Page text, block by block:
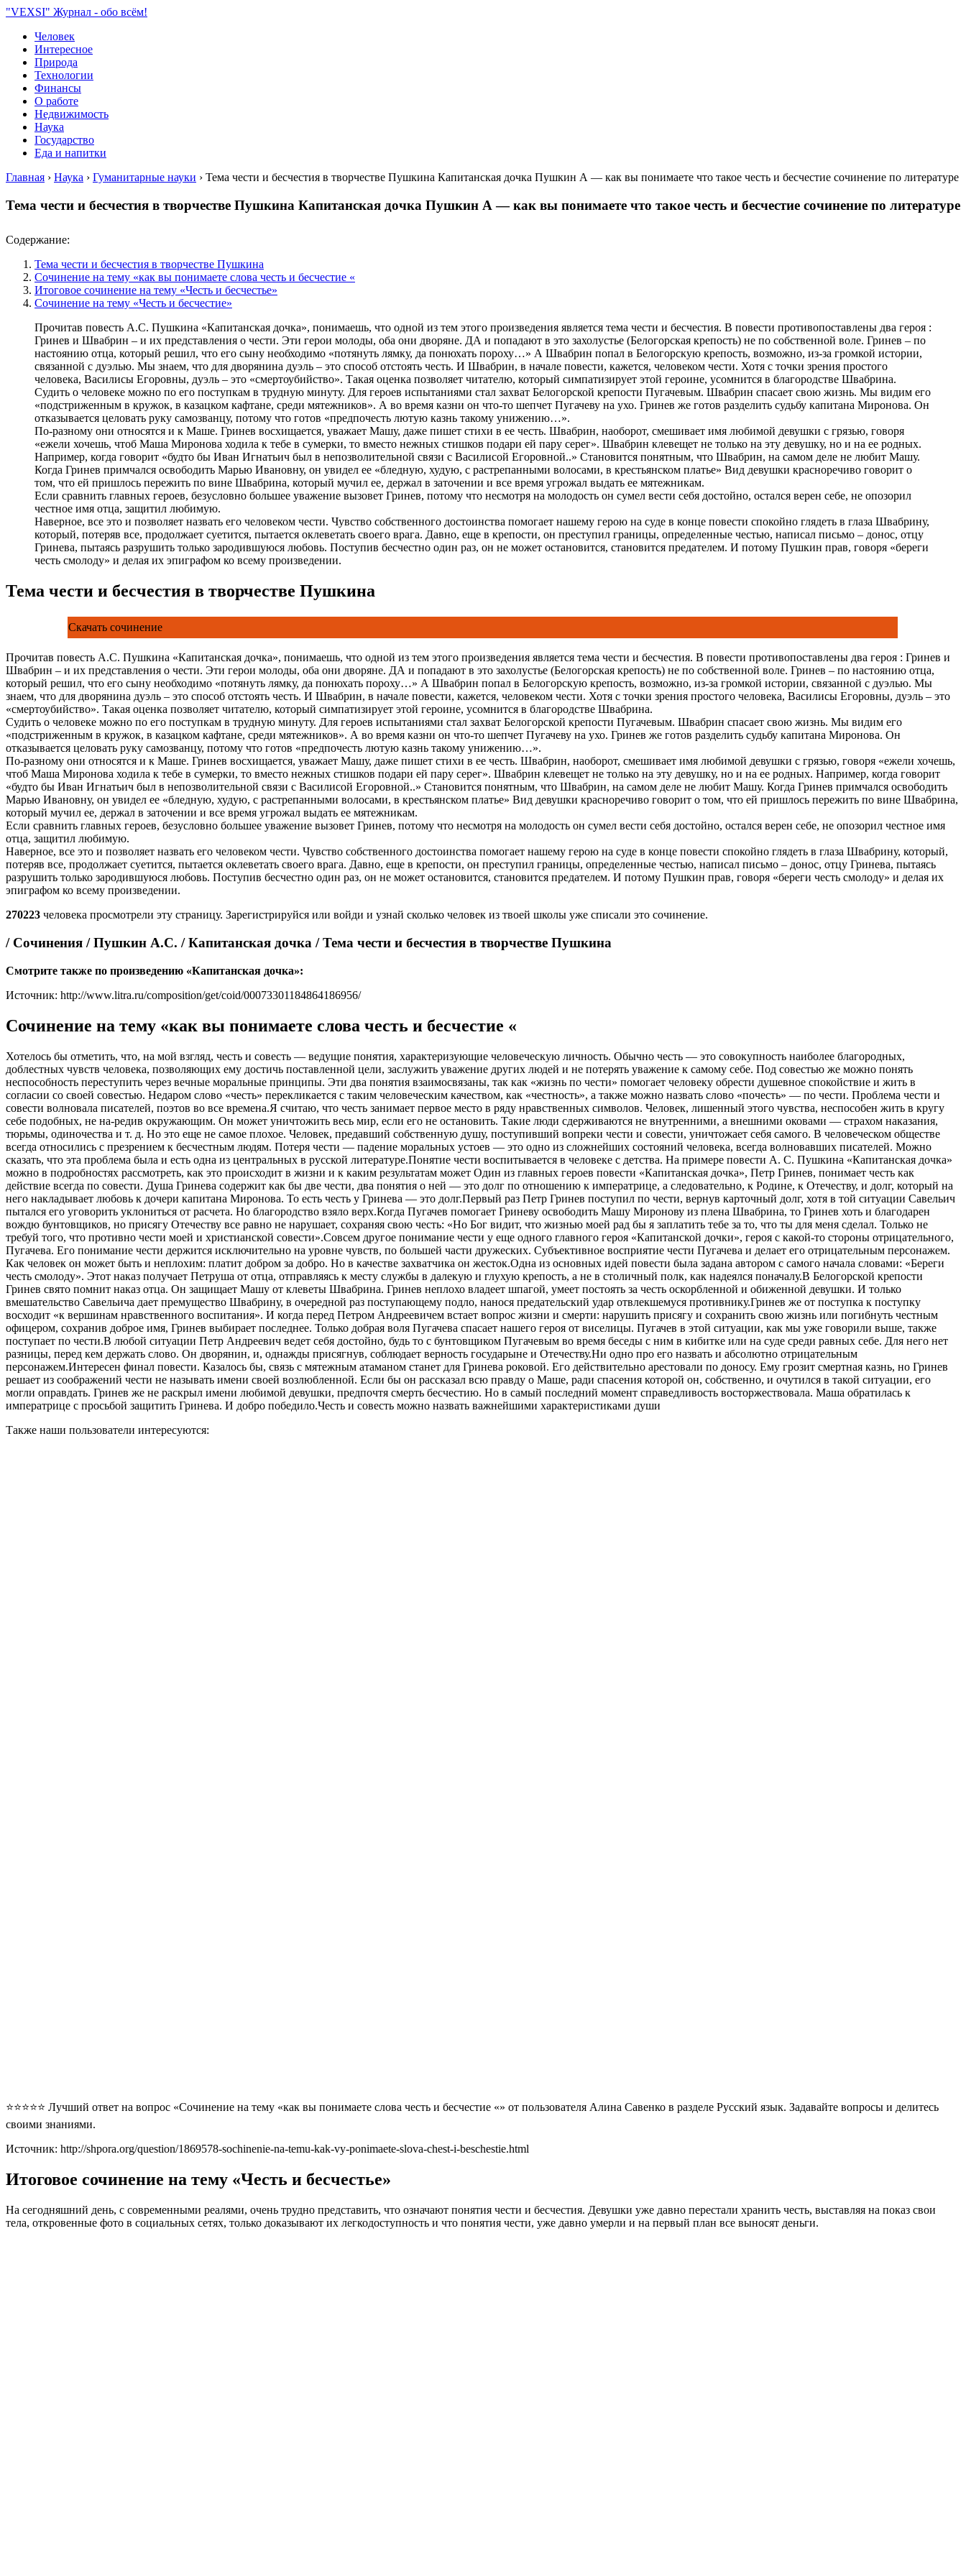
"VEXSI" Журнал - обо всём!
Человек
Интересное
Природа
Технологии
Финансы
О работе
Недвижимость
Наука
Государство
Еда и напитки
Главная › Наука › Гуманитарные науки › Тема чести и бесчестия в творчестве Пушкина Капитанская дочка Пушкин А — как вы понимаете что такое честь и бесчестие сочинение по литературе
Тема чести и бесчестия в творчестве Пушкина Капитанская дочка Пушкин А — как вы понимаете что такое честь и бесчестие сочинение по литературе
Содержание:
Тема чести и бесчестия в творчестве Пушкина
Сочинение на тему «как вы понимаете слова честь и бесчестие «
Итоговое сочинение на тему «Честь и бесчестье»
Сочинение на тему «Честь и бесчестие»
Прочитав повесть А.С. Пушкина «Капитанская дочка», понимаешь, что одной из тем этого произведения является тема чести и бесчестия. В повести противопоставлены два героя :
Гринев и Швабрин – и их представления о чести. Эти герои молоды, оба они дворяне. ДА и попадают в это захолустье (Белогорская крепость) не по собственной воле. Гринев – по
настоянию отца, который решил, что его сыну необходимо «потянуть лямку, да понюхать пороху…» А Швабрин попал в Белогорскую крепость, возможно, из-за громкой истории,
связанной с дуэлью. Мы знаем, что для дворянина дуэль – это способ отстоять честь. И Швабрин, в начале повести, кажется, человеком чести. Хотя с точки зрения простого
человека, Василисы Егоровны, дуэль – это «смертоубийство». Такая оценка позволяет читателю, который симпатизирует этой героине, усомнится в благородстве Швабрина.
Судить о человеке можно по его поступкам в трудную минуту. Для героев испытаниями стал захват Белогорской крепости Пугачевым. Швабрин спасает свою жизнь. Мы видим его
«подстриженным в кружок, в казацком кафтане, среди мятежников». А во время казни он что-то шепчет Пугачеву на ухо. Гринев же готов разделить судьбу капитана Миронова. Он
отказывается целовать руку самозванцу, потому что готов «предпочесть лютую казнь такому унижению…».
По-разному они относятся и к Маше. Гринев восхищается, уважает Машу, даже пишет стихи в ее честь. Швабрин, наоборот, смешивает имя любимой девушки с грязью, говоря
«ежели хочешь, чтоб Маша Миронова ходила к тебе в сумерки, то вместо нежных стишков подари ей пару серег». Швабрин клевещет не только на эту девушку, но и на ее родных.
Например, когда говорит «будто бы Иван Игнатьич был в непозволительной связи с Василисой Егоровной..» Становится понятным, что Швабрин, на самом деле не любит Машу.
Когда Гринев примчался освободить Марью Ивановну, он увидел ее «бледную, худую, с растрепанными волосами, в крестьянском платье» Вид девушки красноречиво говорит о
том, что ей пришлось пережить по вине Швабрина, который мучил ее, держал в заточении и все время угрожал выдать ее мятежникам.
Если сравнить главных героев, безусловно большее уважение вызовет Гринев, потому что несмотря на молодость он сумел вести себя достойно, остался верен себе, не опозорил
честное имя отца, защитил любимую.
Наверное, все это и позволяет назвать его человеком чести. Чувство собственного достоинства помогает нашему герою на суде в конце повести спокойно глядеть в глаза Швабрину,
который, потеряв все, продолжает суетится, пытается оклеветать своего врага. Давно, еще в крепости, он преступил границы, определенные честью, написал письмо – донос, отцу
Гринева, пытаясь разрушить только зародившуюся любовь. Поступив бесчестно один раз, он не может остановится, становится предателем. И потому Пушкин прав, говоря «береги
честь смолоду» и делая их эпиграфом ко всему произведении.
Тема чести и бесчестия в творчестве Пушкина
Скачать сочинение
Прочитав повесть А.С. Пушкина «Капитанская дочка», понимаешь, что одной из тем этого произведения является тема чести и бесчестия. В повести противопоставлены два героя : Гринев и
Швабрин – и их представления о чести. Эти герои молоды, оба они дворяне. ДА и попадают в это захолустье (Белогорская крепость) не по собственной воле. Гринев – по настоянию отца,
который решил, что его сыну необходимо «потянуть лямку, да понюхать пороху…» А Швабрин попал в Белогорскую крепость, возможно, из-за громкой истории, связанной с дуэлью. Мы
знаем, что для дворянина дуэль – это способ отстоять честь. И Швабрин, в начале повести, кажется, человеком чести. Хотя с точки зрения простого человека, Василисы Егоровны, дуэль – это
«смертоубийство». Такая оценка позволяет читателю, который симпатизирует этой героине, усомнится в благородстве Швабрина.
Судить о человеке можно по его поступкам в трудную минуту. Для героев испытаниями стал захват Белогорской крепости Пугачевым. Швабрин спасает свою жизнь. Мы видим его
«подстриженным в кружок, в казацком кафтане, среди мятежников». А во время казни он что-то шепчет Пугачеву на ухо. Гринев же готов разделить судьбу капитана Миронова. Он
отказывается целовать руку самозванцу, потому что готов «предпочесть лютую казнь такому унижению…».
По-разному они относятся и к Маше. Гринев восхищается, уважает Машу, даже пишет стихи в ее честь. Швабрин, наоборот, смешивает имя любимой девушки с грязью, говоря «ежели хочешь,
чтоб Маша Миронова ходила к тебе в сумерки, то вместо нежных стишков подари ей пару серег». Швабрин клевещет не только на эту девушку, но и на ее родных. Например, когда говорит
«будто бы Иван Игнатьич был в непозволительной связи с Василисой Егоровной..» Становится понятным, что Швабрин, на самом деле не любит Машу. Когда Гринев примчался освободить
Марью Ивановну, он увидел ее «бледную, худую, с растрепанными волосами, в крестьянском платье» Вид девушки красноречиво говорит о том, что ей пришлось пережить по вине Швабрина,
который мучил ее, держал в заточении и все время угрожал выдать ее мятежникам.
Если сравнить главных героев, безусловно большее уважение вызовет Гринев, потому что несмотря на молодость он сумел вести себя достойно, остался верен себе, не опозорил честное имя
отца, защитил любимую.
Наверное, все это и позволяет назвать его человеком чести. Чувство собственного достоинства помогает нашему герою на суде в конце повести спокойно глядеть в глаза Швабрину, который,
потеряв все, продолжает суетится, пытается оклеветать своего врага. Давно, еще в крепости, он преступил границы, определенные честью, написал письмо – донос, отцу Гринева, пытаясь
разрушить только зародившуюся любовь. Поступив бесчестно один раз, он не может остановится, становится предателем. И потому Пушкин прав, говоря «береги честь смолоду» и делая их
эпиграфом ко всему произведении.
270223 человека просмотрели эту страницу. Зарегистрируйся или войди и узнай сколько человек из твоей школы уже списали это сочинение.
/ Сочинения / Пушкин А.С. / Капитанская дочка / Тема чести и бесчестия в творчестве Пушкина
Смотрите также по произведению «Капитанская дочка»:
Источник: http://www.litra.ru/composition/get/coid/00073301184864186956/
Сочинение на тему «как вы понимаете слова честь и бесчестие «
Хотелось бы отметить, что, на мой взгляд, честь и совесть — ведущие понятия, характеризующие человеческую личность. Обычно честь — это совокупность наиболее благородных,
доблестных чувств человека, позволяющих ему достичь поставленной цели, заслужить уважение других людей и не потерять уважение к самому себе. Под совестью же можно понять
неспособность переступить через вечные моральные принципы. Эти два понятия взаимосвязаны, так как «жизнь по чести» помогает человеку обрести душевное спокойствие и жить в
согласии со своей совестью. Недаром слово «честь» перекликается с таким человеческим качеством, как «честность», а также можно назвать слово «почесть» — по чести. Проблема чести и
совести волновала писателей, поэтов во все времена.Я считаю, что честь занимает первое место в ряду нравственных символов. Человек, лишенный этого чувства, неспособен жить в кругу
себе подобных, не на-редив окружающим. Он может уничтожить весь мир, если его не остановить. Такие люди сдерживаются не внутренними, а внешними оковами — страхом наказания,
тюрьмы, одиночества и т. д. Но это еще не самое плохое. Человек, предавший собственную душу, поступивший вопреки чести и совести, уничтожает себя самого. В человеческом обществе
всегда относились с презрением к бесчестным людям. Потеря чести — падение моральных устоев — это одно из сложнейших состояний человека, всегда волновавших писателей. Можно
сказать, что эта проблема была и есть одна из центральных в русской литературе.Понятие чести воспитывается в человеке с детства. На примере повести А. С. Пушкина «Капитанская дочка»
можно в подробностях рассмотреть, как это происходит в жизни и к каким результатам может Один из главных героев повести «Капитанская дочка», Петр Гринев, понимает честь как
действие всегда по совести. Душа Гринева содержит как бы две чести, два понятия о ней — это долг по отношению к императрице, а следовательно, к Родине, к Отечеству, и долг, который на
него накладывает любовь к дочери капитана Миронова. То есть честь у Гринева — это долг.Первый раз Петр Гринев поступил по чести, вернув карточный долг, хотя в той ситуации Савельич
пытался его уговорить уклониться от расчета. Но благородство взяло верх.Когда Пугачев помогает Гриневу освободить Машу Миронову из плена Швабрина, то Гринев хоть и благодарен
вождю бунтовщиков, но присягу Отечеству все равно не нарушает, сохраняя свою честь: «Но Бог видит, что жизнью моей рад бы я заплатить тебе за то, что ты для меня сделал. Только не
требуй того, что противно чести моей и христианской совести».Совсем другое понимание чести у еще одного главного героя «Капитанской дочки», героя с какой-то стороны отрицательного,
Пугачева. Его понимание чести держится исключительно на уровне чувств, по большей части дружеских. Субъективное восприятие чести Пугачева и делает его отрицательным персонажем.
Как человек он может быть и неплохим: платит добром за добро. Но в качестве захватчика он жесток.Одна из основных идей повести была задана автором с самого начала словами: «Береги
честь смолоду». Этот наказ получает Петруша от отца, отправляясь к месту службы в далекую и глухую крепость, а не в столичный полк, как надеялся поначалу.В Белогорской крепости
Гринев свято помнит наказ отца. Он защищает Машу от клеветы Швабрина. Гринев неплохо владеет шпагой, умеет постоять за честь оскорбленной и обиженной девушки. И только
вмешательство Савельича дает премущество Швабрину, в очередной раз поступающему подло, нанося предательский удар отвлекшемуся противнику.Гринев же от поступка к поступку
восходит «к вершинам нравственного воспитания». И когда перед Петром Андреевичем встает вопрос жизни и смерти: нарушить присягу и сохранить свою жизнь или погибнуть честным
офицером, сохранив доброе имя, Гринев выбирает последнее. Только добрая воля Пугачева спасает нашего героя от виселицы. Пугачев в этой ситуации, как мы уже говорили выше, также
поступает по чести.В любой ситуации Петр Андреевич ведет себя достойно, будь то с бунтовщиком Пугачевым во время беседы с ним в кибитке или на суде среди равных себе. Для него нет
разницы, перед кем держать слово. Он дворянин, и, однажды присягнув, соблюдает верность государыне и Отечеству.Ни одно про его назвать и абсолютно отрицательным
персонажем.Интересен финал повести. Казалось бы, связь с мятежным атаманом станет для Гринева роковой. Его действительно арестовали по доносу. Ему грозит смертная казнь, но Гринев
решает из соображений чести не называть имени своей возлюбленной. Если бы он рассказал всю правду о Маше, ради спасения которой он, собственно, и очутился в такой ситуации, его
могли оправдать. Гринев же не раскрыл имени любимой девушки, предпочтя смерть бесчестию. Но в самый последний момент справедливость восторжествовала. Маша обратилась к
императрице с просьбой защитить Гринева. И добро победило.Честь и совесть можно назвать важнейшими характеристиками души
Также наши пользователи интересуются:
⭐⭐⭐⭐⭐ Лучший ответ на вопрос «Сочинение на тему «как вы понимаете слова честь и бесчестие «» от пользователя Алина Савенко в разделе Русский язык. Задавайте вопросы и делитесь
своими знаниями.
Источник: http://shpora.org/question/1869578-sochinenie-na-temu-kak-vy-ponimaete-slova-chest-i-beschestie.html
Итоговое сочинение на тему «Честь и бесчестье»
На сегодняшний день, с современными реалями, очень трудно представить, что означают понятия чести и бесчестия. Девушки уже давно перестали хранить честь, выставляя на показ свои
тела, откровенные фото в социальных сетях, только доказывают их легкодоступность и что понятия чести, уже давно умерли и на первый план все выносят деньги.